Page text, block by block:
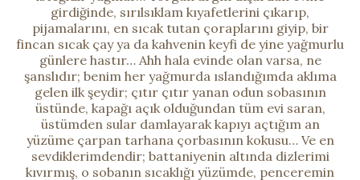
girdiğinde, sırılsıklam kıyafetlerini çıkarıp,
pijamalarını, en sıcak tutan çoraplarını giyip, bir
fincan sıcak çay ya da kahvenin keyfi de yine yağmurlu
günlere hastır… Ahh hala evinde olan varsa, ne
şanslıdır; benim her yağmurda ıslandığımda aklıma
gelen ilk şeydir; çıtır çıtır yanan odun sobasının
üstünde, kapağı açık olduğundan tüm evi saran,
üstümden sular damlayarak kapıyı açtığım an
yüzüme çarpan tarhana çorbasının kokusu… Ve en
sevdiklerimdendir; battaniyenin altında dizlerimi
kıvırmış, o sobanın sıcaklığı yüzümde, penceremin